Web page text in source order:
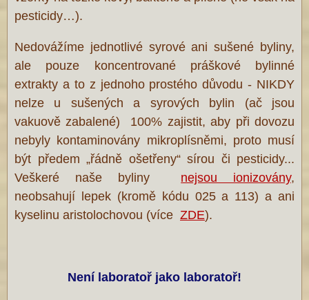
pesticidy…).
Nedovážíme jednotlivé syrové ani sušené byliny,
ale pouze koncentrované práškové bylinné
extrakty a to z jednoho prostého důvodu - NIKDY
nelze u sušených a syrových bylin (ač jsou
vakuově zabalené) 100% zajistit, aby při dovozu
nebyly kontaminovány mikroplísněmi, proto musí
být předem „řádně ošetřeny“ sírou či pesticidy...
Veškeré naše byliny nejsou ionizovány,
neobsahují lepek (kromě kódu 025 a 113) a ani
kyselinu aristolochovou (více ZDE).
Není laboratoř jako laboratoř!